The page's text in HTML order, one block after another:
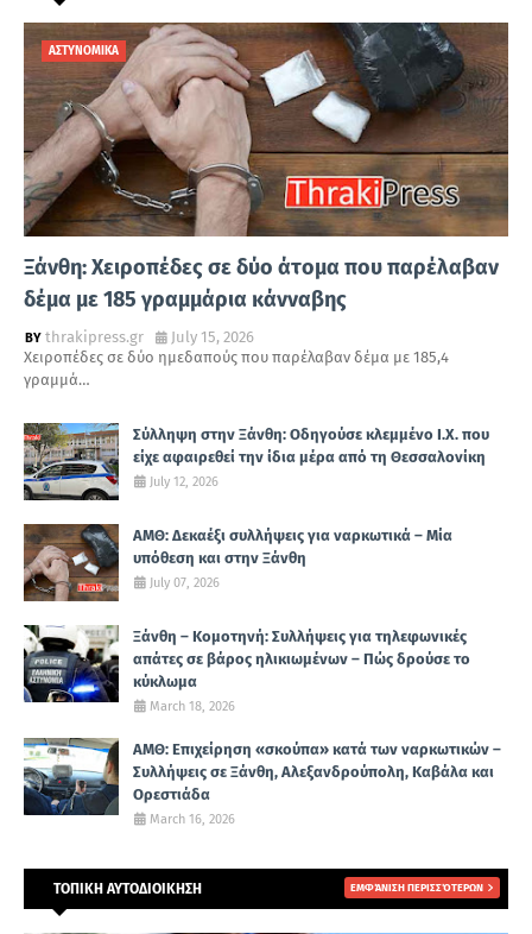
ΑΣΤΥΝΟΜΙΚΑ
Ξάνθη: Χειροπέδες σε δύο άτομα που παρέλαβαν
δέμα με 185 γραμμάρια κάνναβης
thrakipress.gr
July 15, 2026
Χειροπέδες σε δύο ημεδαπούς που παρέλαβαν δέμα με 185,4
γραμμά…
Σύλληψη στην Ξάνθη: Οδηγούσε κλεμμένο Ι.Χ. που
είχε αφαιρεθεί την ίδια μέρα από τη Θεσσαλονίκη
July 12, 2026
ΑΜΘ: Δεκαέξι συλλήψεις για ναρκωτικά – Μία
υπόθεση και στην Ξάνθη
July 07, 2026
Ξάνθη – Κομοτηνή: Συλλήψεις για τηλεφωνικές
απάτες σε βάρος ηλικιωμένων – Πώς δρούσε το
κύκλωμα
March 18, 2026
ΑΜΘ: Επιχείρηση «σκούπα» κατά των ναρκωτικών –
Συλλήψεις σε Ξάνθη, Αλεξανδρούπολη, Καβάλα και
Ορεστιάδα
March 16, 2026
ΤΟΠΙΚΗ ΑΥΤΟΔΙΟΙΚΗΣΗ ΕΜΦΆΝΙΣΗ ΠΕΡΙΣΣΌΤΕΡΩΝ